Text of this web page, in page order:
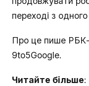
переході з
Про це пише РБК-
9to5Google.
Читайте більше: